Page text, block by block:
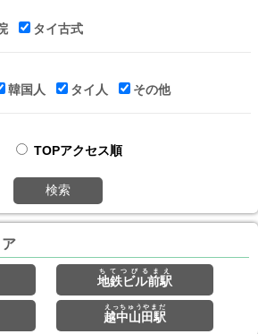
タイ古式
韓国人 タイ人 その他
TOPアクセス順
検索
地鉄ビル前駅
ちてつびるまえ
越中山田駅
えっちゅうやまだ